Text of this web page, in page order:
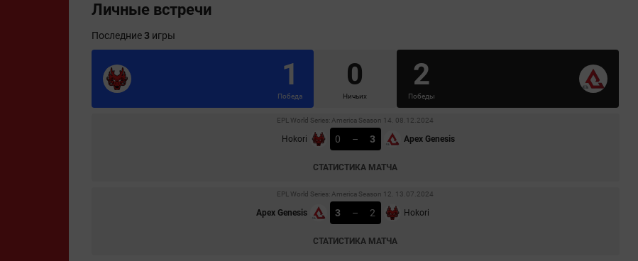
Личные встречи
Последние3 игры
1
Победа
0
Ничьих
2
Победы
EPL World Series: America Season 14. 08.12.2024
Hokori 0 – 3 Apex Genesis
СТАТИСТИКА МАТЧА
EPL World Series: America Season 12. 13.07.2024
Apex Genesis 3 – 2 Hokori
СТАТИСТИКА МАТЧА